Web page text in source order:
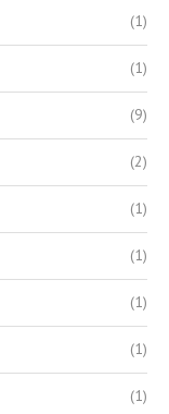
(1)
(1)
(9)
(2)
(1)
(1)
(1)
(1)
(1)